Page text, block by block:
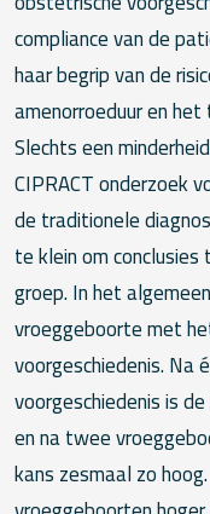
compliance van de
haar begrip van de
amenorroeduur en
Slechts een
CIPRACT onderzoek
de traditionele
te klein om
groep. In het
vroeggeboorte met
voorgeschiedenis. Na
voorgeschiedenis is
en na twee
kans zesmaal zo